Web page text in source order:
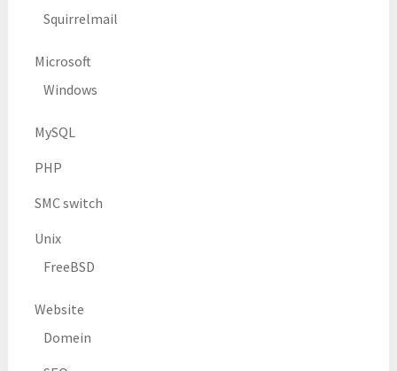
Squirrelmail
Microsoft
Windows
MySQL
PHP
SMC switch
Unix
FreeBSD
Website
Domein